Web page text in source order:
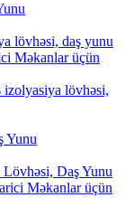
lövhəsi, daş yunu
Məkanlar üçün
lövhəsi,
Yunu
Daş Yunu
Məkanlar üçün